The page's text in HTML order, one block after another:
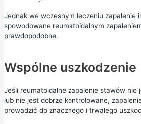
Jednak we wczesnym leczeniu zapalenie
spowodowane reumatoidalnym
prawdopodobne.
Wspólne uszkodzenie
Jeśli reumatoidalne zapalenie stawów nie
lub nie jest dobrze kontrolowane,
prowadzić do znacznego i trwałego